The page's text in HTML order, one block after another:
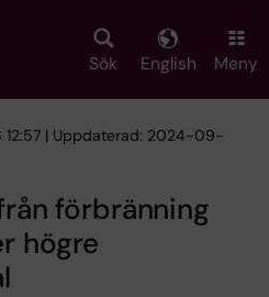
Sök English Meny
| Uppdaterad: 2024-09-
förbränning
högre